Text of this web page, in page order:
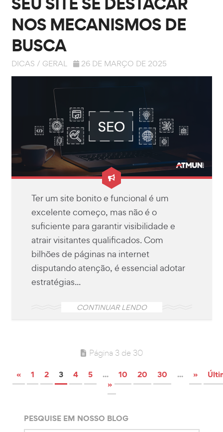
NOS MECANISMOS DE
BUSCA
DICAS / GERAL 26 DE MARÇO DE 2025
Ter um site bonito e funcional é um
excelente começo, mas não é o
suficiente para garantir visibilidade e
atrair visitantes qualificados. Com
bilhões de páginas na internet
disputando atenção, é essencial adotar
estratégias...
CONTINUAR LENDO
Página 3 de 30
« 1 2 3 4 5 ... 10 20 30 ... »
»
PESQUISE EM NOSSO BLOG